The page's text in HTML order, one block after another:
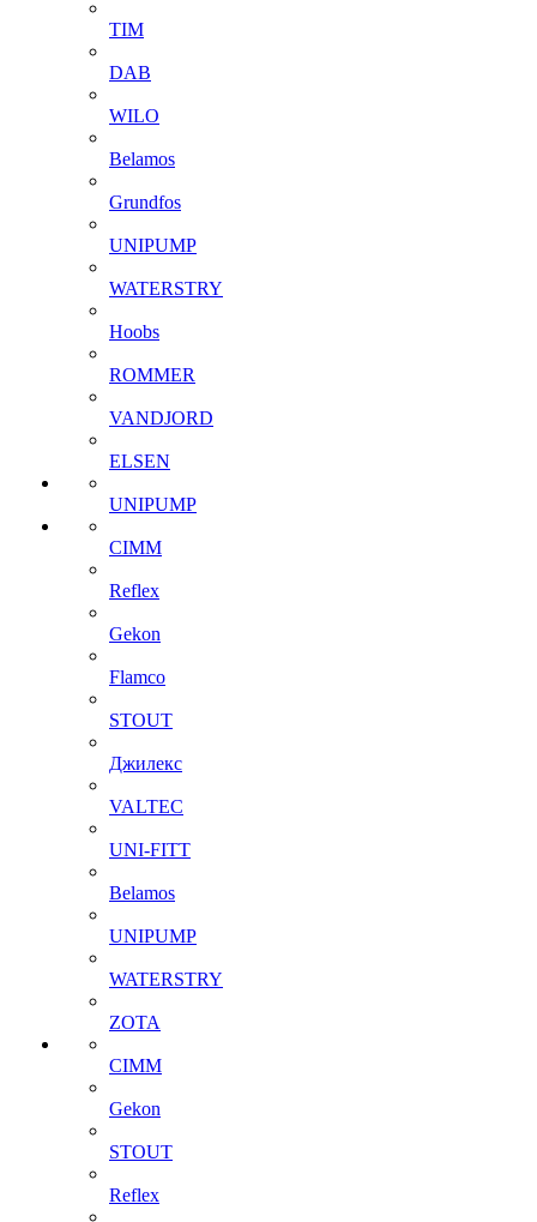
TIM
DAB
WILO
Belamos
Grundfos
UNIPUMP
WATERSTRY
Hoobs
ROMMER
VANDJORD
ELSEN
UNIPUMP
CIMM
Reflex
Gekon
Flamco
STOUT
Джилекс
VALTEC
UNI-FITT
Belamos
UNIPUMP
WATERSTRY
ZOTA
CIMM
Gekon
STOUT
Reflex